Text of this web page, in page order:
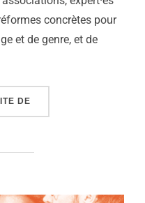
concrètes pour
et de genre, et de
DE